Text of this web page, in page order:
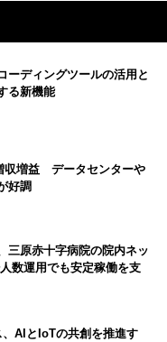
ーディングツールの活用と
る新機能
収増益 データセンターや
好調
三原赤十字病院の院内ネッ
数運用でも安定稼働を支
AIとIoTの共創を推進す